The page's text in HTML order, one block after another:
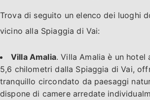
Trova di seguito un elenco dei luoghi
vicino alla Spiaggia di Vai:
Villa Amalia. Villa Amalia è un hotel
5,6 chilometri dalla Spiaggia di Vai,
tranquillo circondato da paesaggi
dispone di camere arredate